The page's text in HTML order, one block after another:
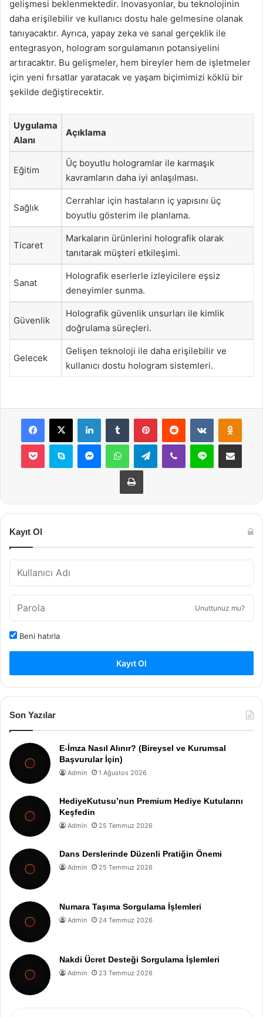
gelişmesi beklenmektedir. İnovasyonlar, bu teknolojinin
daha erişilebilir ve kullanıcı dostu hale gelmesine olanak
tanıyacaktır. Ayrıca, yapay zeka ve sanal gerçeklik ile
entegrasyon, hologram sorgulamanın potansiyelini
artıracaktır. Bu gelişmeler, hem bireyler hem de işletmeler
için yeni fırsatlar yaratacak ve yaşam biçimimizi köklü bir
şekilde değiştirecektir.
Uygulama
Alanı
Açıklama
Eğitim
Üç boyutlu hologramlar ile karmaşık
kavramların daha iyi anlaşılması.
Sağlık
Cerrahlar için hastaların iç yapısını üç
boyutlu gösterim ile planlama.
Ticaret
Markaların ürünlerini holografik olarak
tanıtarak müşteri etkileşimi.
Sanat
Holografik eserlerle izleyicilere eşsiz
deneyimler sunma.
Güvenlik
Holografik güvenlik unsurları ile kimlik
doğrulama süreçleri.
Gelecek
Gelişen teknoloji ile daha erişilebilir ve
kullanıcı dostu hologram sistemleri.
Facebook
X LinkedInTumblr PinterestReddit VKontakte
Pocket Skype MessengerWhatsAppTelegramViber Line E-Posta ile
Yazdır
Kayıt Ol
Unuttunuz mu?
Beni hatırla
Kayıt Ol
Son Yazılar
E-İmza Nasıl Alınır? (Bireysel ve Kurumsal
Başvurular İçin)
Admin 1 Ağustos 2026
HediyeKutusu’nun Premium Hediye Kutularını
Keşfedin
Admin 25 Temmuz 2026
Dans Derslerinde Düzenli Pratiğin Önemi
Admin 25 Temmuz 2026
Numara Taşıma Sorgulama İşlemleri
Admin 24 Temmuz 2026
Nakdi Ücret Desteği Sorgulama İşlemleri
Admin 23 Temmuz 2026